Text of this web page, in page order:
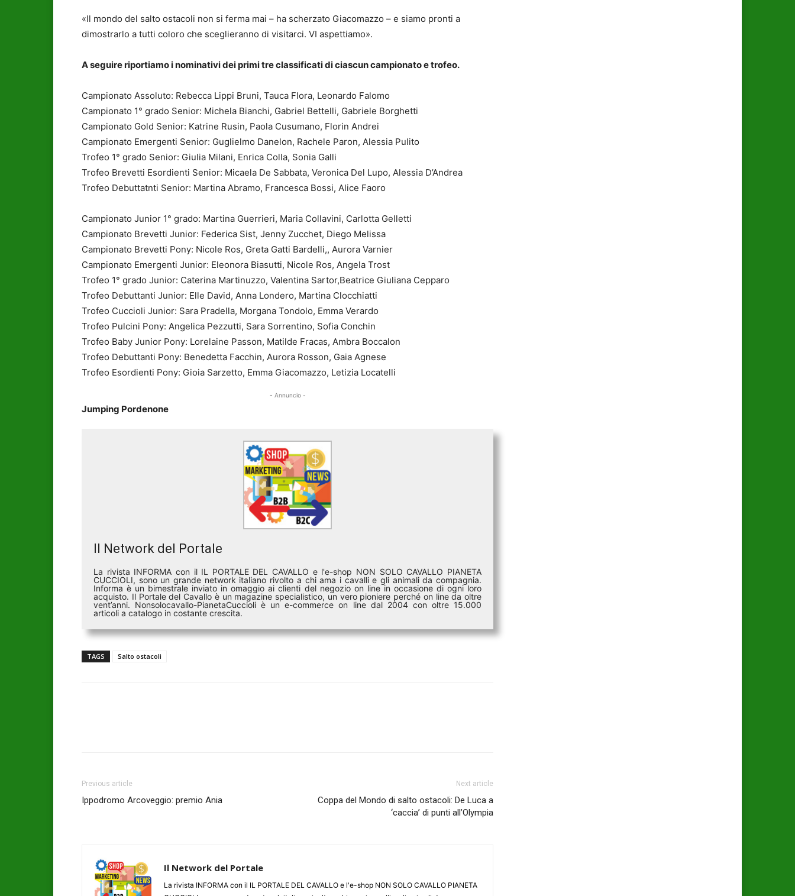
«Il mondo del salto ostacoli non si ferma mai – ha scherzato Giacomazzo – e siamo pronti a
dimostrarlo a tutti coloro che sceglieranno di visitarci. VI aspettiamo».
A seguire riportiamo i nominativi dei primi tre classificati di ciascun campionato e trofeo.
Campionato Assoluto: Rebecca Lippi Bruni, Tauca Flora, Leonardo Falomo
Campionato 1° grado Senior: Michela Bianchi, Gabriel Bettelli, Gabriele Borghetti
Campionato Gold Senior: Katrine Rusin, Paola Cusumano, Florin Andrei
Campionato Emergenti Senior: Guglielmo Danelon, Rachele Paron, Alessia Pulito
Trofeo 1° grado Senior: Giulia Milani, Enrica Colla, Sonia Galli
Trofeo Brevetti Esordienti Senior: Micaela De Sabbata, Veronica Del Lupo, Alessia D’Andrea
Trofeo Debuttatnti Senior: Martina Abramo, Francesca Bossi, Alice Faoro
Campionato Junior 1° grado: Martina Guerrieri, Maria Collavini, Carlotta Gelletti
Campionato Brevetti Junior: Federica Sist, Jenny Zucchet, Diego Melissa
Campionato Brevetti Pony: Nicole Ros, Greta Gatti Bardelli,, Aurora Varnier
Campionato Emergenti Junior: Eleonora Biasutti, Nicole Ros, Angela Trost
Trofeo 1° grado Junior: Caterina Martinuzzo, Valentina Sartor,Beatrice Giuliana Cepparo
Trofeo Debuttanti Junior: Elle David, Anna Londero, Martina Clocchiatti
Trofeo Cuccioli Junior: Sara Pradella, Morgana Tondolo, Emma Verardo
Trofeo Pulcini Pony: Angelica Pezzutti, Sara Sorrentino, Sofia Conchin
Trofeo Baby Junior Pony: Lorelaine Passon, Matilde Fracas, Ambra Boccalon
Trofeo Debuttanti Pony: Benedetta Facchin, Aurora Rosson, Gaia Agnese
Trofeo Esordienti Pony: Gioia Sarzetto, Emma Giacomazzo, Letizia Locatelli
- Annuncio -
Jumping Pordenone
Il Network del Portale
La rivista INFORMA con il IL PORTALE DEL CAVALLO e l'e-shop NON SOLO CAVALLO PIANETA
CUCCIOLI, sono un grande network italiano rivolto a chi ama i cavalli e gli animali da compagnia.
Informa è un bimestrale inviato in omaggio ai clienti del negozio on line in occasione di ogni loro
acquisto. Il Portale del Cavallo è un magazine specialistico, un vero pioniere perché on line da oltre
vent’anni. Nonsolocavallo-PianetaCuccioli è un e-commerce on line dal 2004 con oltre 15.000
articoli a catalogo in costante crescita.
TAGS Salto ostacoli
Previous article
Ippodromo Arcoveggio: premio Ania
Next article
Coppa del Mondo di salto ostacoli: De Luca a
‘caccia’ di punti all’Olympia
Il Network del Portale
La rivista INFORMA con il IL PORTALE DEL CAVALLO e l'e-shop NON SOLO CAVALLO PIANETA